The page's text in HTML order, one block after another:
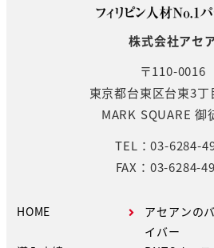
株式会社アセ
〒110-0016
東京都台東区台東3丁
MARK SQUARE 御
TEL：03-6284-
FAX：03-6284-
HOME
アセアンの
イバー